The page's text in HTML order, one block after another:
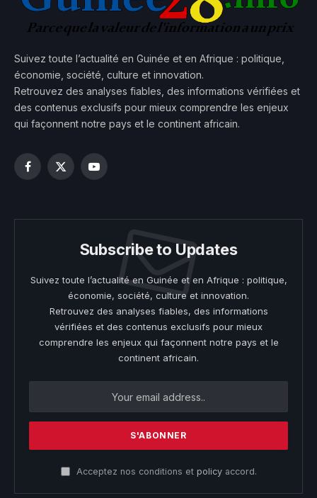
Suivez toute l’actualité en Guinée et en Afrique : politique,
économie, société, culture et innovation.
Retrouvez des analyses fiables, des informations vérifiées et
des contenus exclusifs pour mieux comprendre les enjeux
qui façonnent notre pays et le continent africain.
Facebook
X
YouTube
Subscribe to Updates
Suivez toute l’actualité en Guinée et en Afrique : politique,
économie, société, culture et innovation.
Retrouvez des analyses fiables, des informations
vérifiées et des contenus exclusifs pour mieux
comprendre les enjeux qui façonnent notre pays et le
continent africain.
Acceptez nos conditions et policyaccord.